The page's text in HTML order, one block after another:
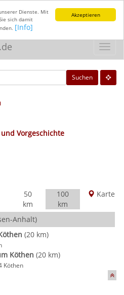
Akzeptieren
Dienste. Mit
sich damit
[Info]
Suchen
Vorgeschichte
50
km
100
km
Karte
Anhalt)
(20 km)
Köthen (20 km)
Köthen